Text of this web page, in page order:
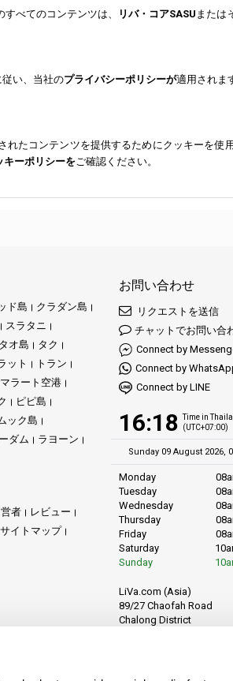
べてのコンテンツは、
リバ・コアSASU または
い、当社のプライバシーポリシーが適用されま
たコンテンツを提供するためにクッキーを
キーポリシーをご確認ください。
ド島
クラダン島
スラタニ
タオ島
タク
ット
トラン
ラート空港
ピピ島
ック島
ダム
ラヨーン
者
レビュー
サイトマップ
お問い合わせ
リクエストを送信
チャットでお問い合
Connect by
Connect by
Connect by LINE
16:18 Time in
(UTC+07:00)
Sunday 09 August 2026,
Monday
Tuesday
Wednesday
Thursday
Friday
Saturday
Sunday
LiVa.com (Asia)
89/27 Chaofah Road
Chalong District